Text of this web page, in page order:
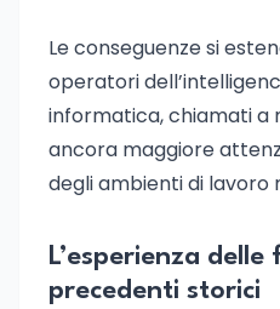
Le conseguenze si
operatori
informatica, chiamati a
ancora maggiore
degli ambienti di lavoro
L’esperienza
precedenti storici